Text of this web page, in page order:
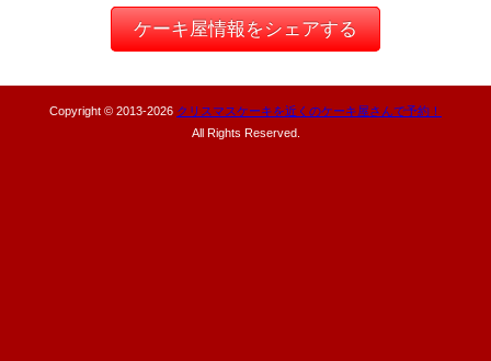
ケーキ屋情報をシェアする
Copyright © 2013-2026 クリスマスケーキを近くのケーキ屋さんで予約！
All Rights Reserved.